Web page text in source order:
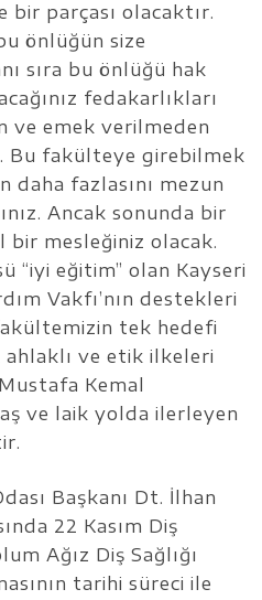
bir parçası olacaktır.
önlüğün size
sıra bu önlüğü hak
fedakarlıkları
ve emek verilmeden
Bu fakülteye girebilmek
daha fazlasını mezun
Ancak sonunda bir
bir mesleğiniz olacak.
“iyi eğitim” olan Kayseri
Vakfı’nın destekleri
tek hedefi
ahlaklı ve etik ilkeleri
Kemal
ve laik yolda ilerleyen
Başkanı Dt. İlhan
22 Kasım Diş
Ağız Diş Sağlığı
tarihi süreci ile